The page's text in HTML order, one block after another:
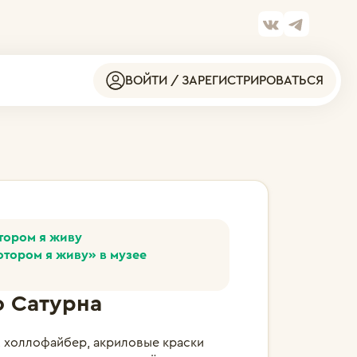
ВОЙТИ / ЗАРЕГИСТРИРОВАТЬСЯ
я живу
я живу» в музее
Сатурна
холлофайбер, акриловые краски